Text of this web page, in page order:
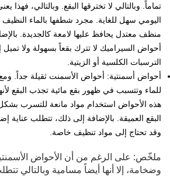
تماماً. وبالتالي لا تخترقها البقع. وبالتالي، فهذا
اليومي سهل للغاية. مجرد شطفها بالماء النظيف
منظف معتدل يحافظ عليها لامعة كالجديدة.
أحواض السيراميك لا تترك بقعاً بسهولة ولا
الترسبات الكلسية أو الزيتية.
أحواض أسمنتية: أحواض الأسمنت ثقيلة جداً.
للماء وتتسبب في ظهور بقع مائية تجذب البقع
هذه الأحواض استخدام مواد مانعة للتسرب
البقع العميقة. بالإضافة إلى ذلك، تتطلب عناية
وقد تحتاج إلى مواد تنظيف خاصة.
ملخّص: على الرغم من أن الأحواض
وضخامة، إلا أنها أيضاً مسامية وبالتالي